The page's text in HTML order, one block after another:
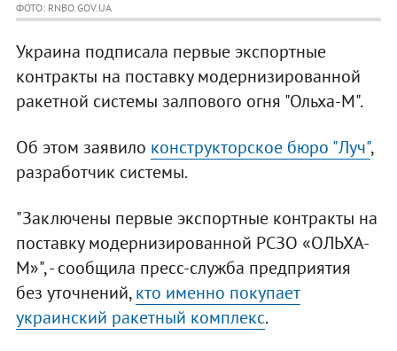
ФОТО: RNBO.GOV.UA
Украина подписала первые экспортные
контракты на поставку модернизированной
ракетной системы залпового огня "Ольха-М".
Об этом заявило конструкторское бюро "Луч",
разработчик системы.
"Заключены первые экспортные контракты на
поставку модернизированной РСЗО «ОЛЬХА-
М»", - сообщила пресс-служба предприятия
без уточнений,кто именно покупает
украинский ракетный комплекс.